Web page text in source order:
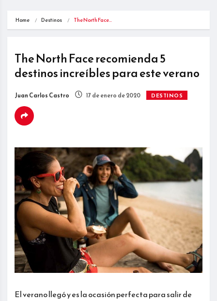
Home Destinos The North Face…
The North Face recomienda 5
destinos increíbles para este verano
Juan Carlos Castro 17 de enero de 2020 DESTINOS
El verano llegó y es la ocasión perfecta para salir de